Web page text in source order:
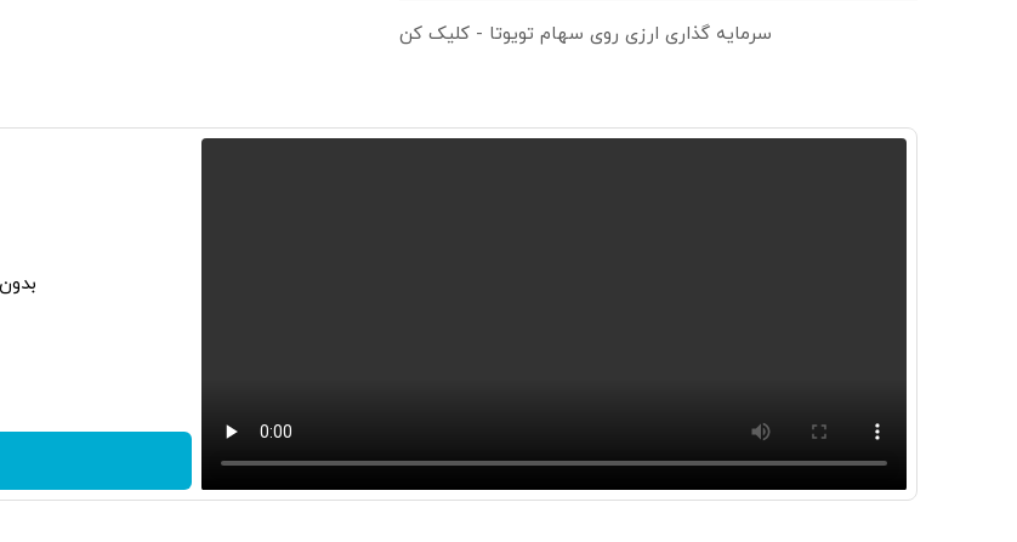
سرمایه گذاری ارزی روی سهام تویوتا - کلیک کن